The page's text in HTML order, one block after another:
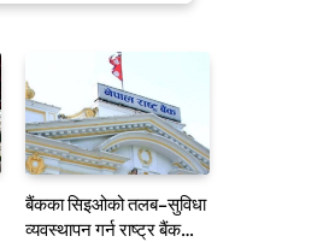
बैंकका सिइओको तलब–सुविधा
व्यवस्थापन गर्न राष्ट्र बैंकको